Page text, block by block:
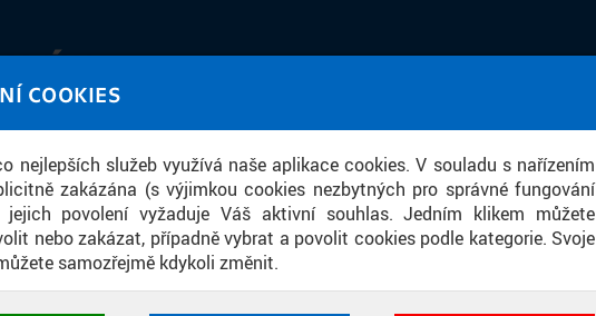
COOKIES
nejlepších služeb využívá naše aplikace cookies. V souladu s nařízením
zakázána (s výjimkou cookies nezbytných pro správné fungování
povolení vyžaduje Váš aktivní souhlas. Jedním klikem můžete
nebo zakázat, případně vybrat a povolit cookies podle kategorie. Svoje
samozřejmě kdykoli změnit.
obrazem a zvukem
BUDOVA KLOKNEROVA ÚSTAVU